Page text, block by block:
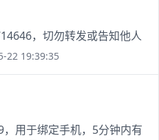
，切勿转发或告知他人
22 19:39:35
，用于绑定手机，5分钟内有